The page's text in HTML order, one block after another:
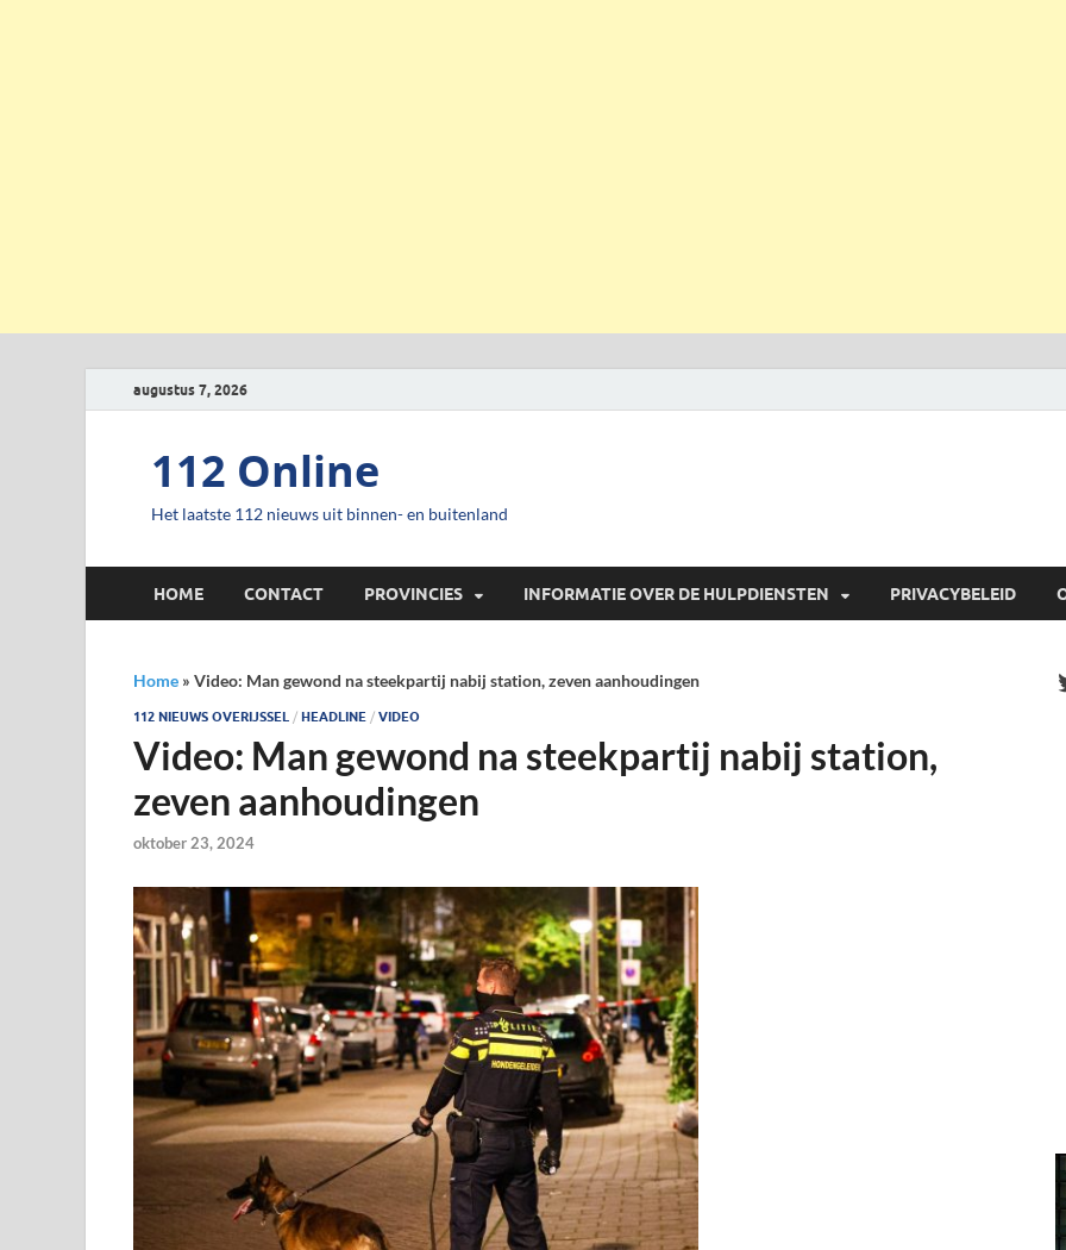
augustus 7, 2026
112 Online
Het laatste 112 nieuws uit binnen- en buitenland
HOME CONTACT PROVINCIES INFORMATIE OVER DE HULPDIENSTEN PRIVACYBELEID
Home » Video: Man gewond na steekpartij nabij station, zeven aanhoudingen
112 NIEUWS OVERIJSSEL / HEADLINE / VIDEO
Video: Man gewond na steekpartij nabij station,
zeven aanhoudingen
oktober 23, 2024